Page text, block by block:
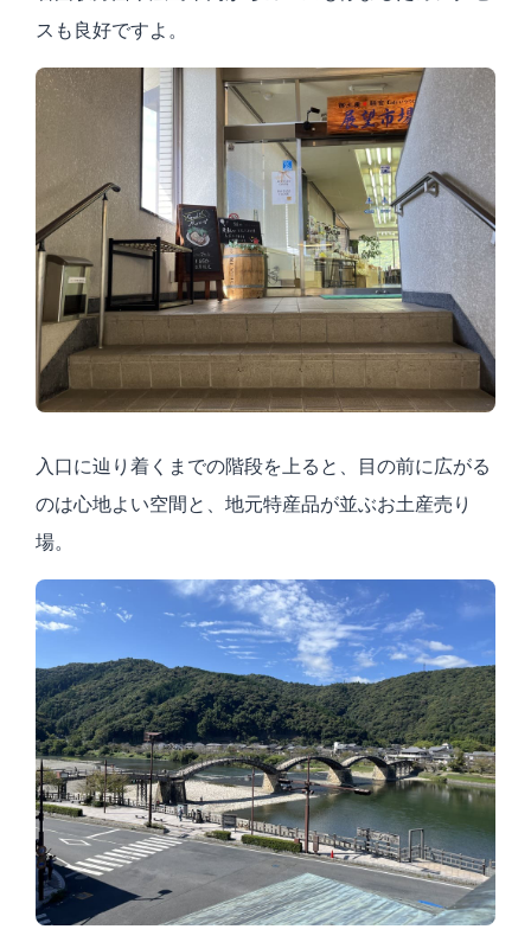
スも良好ですよ。
入口に辿り着くまでの階段を上ると、目の前に広がる
のは心地よい空間と、地元特産品が並ぶお土産売り
場。